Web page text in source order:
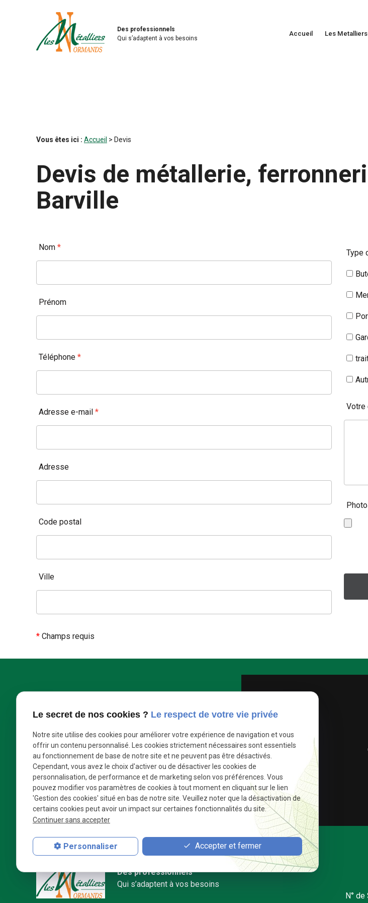
Des professionnels
Qui s’adaptent à vos besoins
Accueil Les
Vous êtes ici : Accueil > Devis
Devis de métallerie,
Barville
Nom *
Prénom
Téléphone *
Adresse e-mail *
Adresse
Code postal
Ville
Type
Votre
* Champs requis
02 35 57 46 07
place
Rue du Hôme, Zone Industrielle de la Vallée
76450 CANY-BARVILLE
mail contact@lmn76.com
Des professionnels
Qui s’adaptent à vos besoins
N°
Le secret de nos cookies ? Le respect de votre vie privée
Notre site utilise des cookies pour améliorer votre expérience de navigation et vous
offrir un contenu personnalisé. Les cookies strictement nécessaires sont essentiels
au fonctionnement de base de notre site et ne peuvent pas être désactivés.
Cependant, vous avez le choix d'activer ou de désactiver les cookies de
personnalisation, de performance et de marketing selon vos préférences. Vous
pouvez modifier vos paramètres de cookies à tout moment en cliquant sur le lien
'Gestion des cookies' situé en bas de notre site. Veuillez noter que la désactivation de
certains cookies peut avoir un impact sur certaines fonctionnalités du site.
Continuer sans accepter
Personnaliser Accepter et fermer